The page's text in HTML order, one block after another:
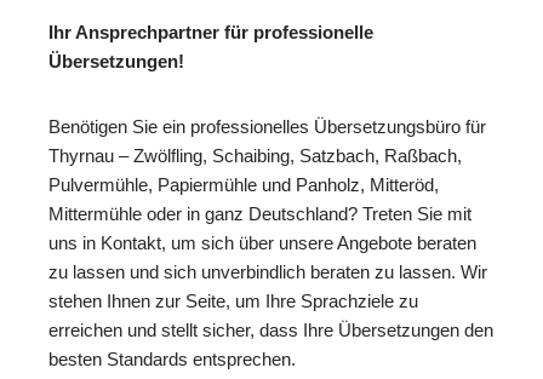
Ihr Ansprechpartner für professionelle
Übersetzungen!
Benötigen Sie ein professionelles Übersetzungsbüro für
Thyrnau – Zwölfling, Schaibing, Satzbach, Raßbach,
Pulvermühle, Papiermühle und Panholz, Mitteröd,
Mittermühle oder in ganz Deutschland? Treten Sie mit
uns in Kontakt, um sich über unsere Angebote beraten
zu lassen und sich unverbindlich beraten zu lassen. Wir
stehen Ihnen zur Seite, um Ihre Sprachziele zu
erreichen und stellt sicher, dass Ihre Übersetzungen den
besten Standards entsprechen.